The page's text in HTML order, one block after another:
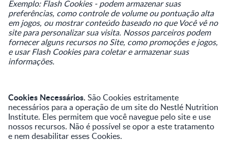
Exemplo: Flash Cookies - podem armazenar suas
preferências, como controle de volume ou pontuação alta
em jogos, ou mostrar conteúdo baseado no que Você vê no
site para personalizar sua visita. Nossos parceiros podem
fornecer alguns recursos no Site, como promoções e jogos,
e usar Flash Cookies para coletar e armazenar suas
informações.
Cookies Necessários. São Cookies estritamente
necessários para a operação de um site do Nestlé Nutrition
Institute. Eles permitem que você navegue pelo site e use
nossos recursos. Não é possível se opor a este tratamento
e nem desabilitar esses Cookies.